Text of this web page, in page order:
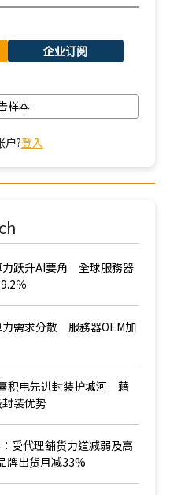
企业订阅
样本
户?登入
力跃升AI要角 全球服務器
％
力需求分散 服務器OEM加
积电先进封装护城河 藉
装优势
受代理舖货力道减弱及高
出货月减33%